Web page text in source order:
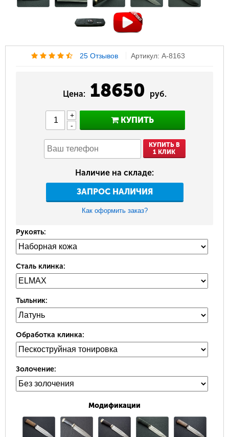
25 Отзывов Артикул: A-8163
Цена: 18650 руб.
+
-
КУПИТЬ
КУПИТЬ В
1 КЛИК
Наличие на складе:
ЗАПРОС НАЛИЧИЯ
Как оформить заказ?
Рукоять:
Сталь клинка:
Тыльник:
Обработка клинка:
Золочение:
Модификации